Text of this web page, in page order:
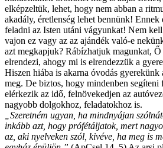
elképzeltük, lehet, hogy nem abban a
akadály, éretlenség lehet bennünk! Ennek
feladni az Isten utáni vágyunkat! Nem
vajon ez vagy az az ajándék való-e
azt megkapjuk? Rábízhatjuk magunkat,
elrendezi, ahogy mi is elrendezzük a
Hiszen hiába is akarna óvodás gyerekünk
meg. De biztos, hogy mindenben
elérkezik az idő, felnövekedjen az
nagyobb dolgokhoz, feladatokhoz is.
„Szeretném ugyan, ha mindnyájan
inkább azt, hogy prófétáljatok, mert
az, aki nyelveken szól, kivéve, ha meg is